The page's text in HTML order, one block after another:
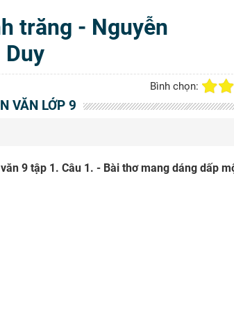
trăng - Nguyễn
Duy
Bình chọn:
VĂN LỚP 9
9 tập 1. Câu 1. - Bài thơ mang dáng dấp